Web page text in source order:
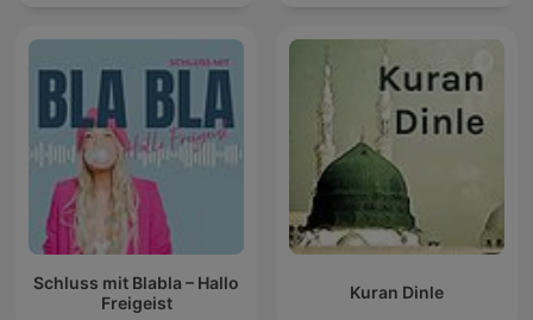
Schluss mit Blabla – Hallo
Freigeist
Kuran Dinle